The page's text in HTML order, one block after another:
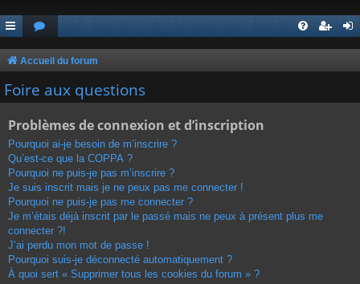
Accueil du forum
Foire aux questions
Problèmes de connexion et d’inscription
Pourquoi ai-je besoin de m’inscrire ?
Qu’est-ce que la COPPA ?
Pourquoi ne puis-je pas m’inscrire ?
Je suis inscrit mais je ne peux pas me connecter !
Pourquoi ne puis-je pas me connecter ?
Je m’étais déjà inscrit par le passé mais ne peux à présent plus me
connecter ?!
J’ai perdu mon mot de passe !
Pourquoi suis-je déconnecté automatiquement ?
À quoi sert « Supprimer tous les cookies du forum » ?